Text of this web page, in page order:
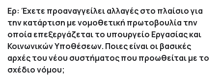
Ερ: Έχετε προαναγγείλει αλλαγές στο πλαίσιο για
την κατάρτιση με νομοθετική πρωτοβουλία την
οποία επεξεργάζεται το υπουργείο Εργασίας και
Κοινωνικών Υποθέσεων. Ποιες είναι οι βασικές
αρχές του νέου συστήματος που προωθείται με το
σχέδιο νόμου;